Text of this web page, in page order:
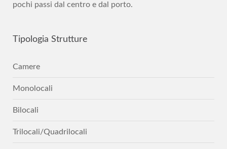
pochi passi dal centro e dal porto.
Tipologia Strutture
Camere
Monolocali
Bilocali
Trilocali/Quadrilocali